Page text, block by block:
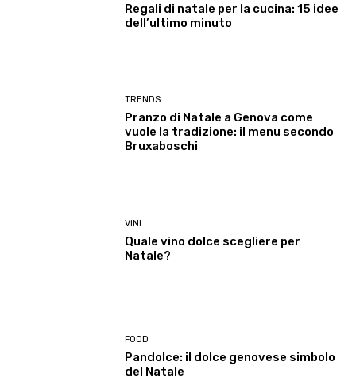
Regali di natale per la cucina: 15 idee
dell’ultimo minuto
TRENDS
Pranzo di Natale a Genova come
vuole la tradizione: il menu secondo
Bruxaboschi
VINI
Quale vino dolce scegliere per
Natale?
FOOD
Pandolce: il dolce genovese simbolo
del Natale